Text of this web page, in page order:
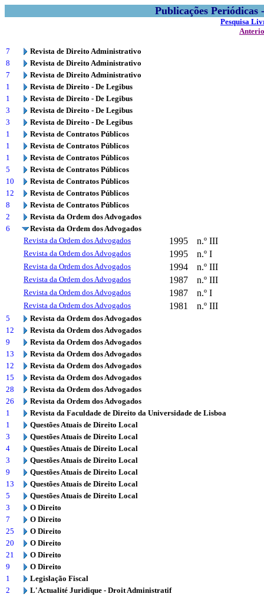
Publicações
Pesquisa
7
Revista de Direito Administrativo
8
Revista de Direito Administrativo
7
Revista de Direito Administrativo
1
Revista de Direito - De Legibus
1
Revista de Direito - De Legibus
3
Revista de Direito - De Legibus
3
Revista de Direito - De Legibus
1
Revista de Contratos Públicos
1
Revista de Contratos Públicos
1
Revista de Contratos Públicos
5
Revista de Contratos Públicos
10
Revista de Contratos Públicos
12
Revista de Contratos Públicos
8
Revista de Contratos Públicos
2
Revista da Ordem dos Advogados
6
Revista da Ordem dos Advogados
Revista da Ordem dos Advogados
1995 n.º III
Revista da Ordem dos Advogados 1995 n.º I
Revista da Ordem dos Advogados 1994 n.º III
Revista da Ordem dos Advogados 1987 n.º III
Revista da Ordem dos Advogados 1987 n.º I
Revista da Ordem dos Advogados 1981 n.º III
5
Revista da Ordem dos Advogados
12
Revista da Ordem dos Advogados
9
Revista da Ordem dos Advogados
13
Revista da Ordem dos Advogados
12
Revista da Ordem dos Advogados
15
Revista da Ordem dos Advogados
28
Revista da Ordem dos Advogados
26
Revista da Ordem dos Advogados
1
Revista da Faculdade de Direito da Universidade de Lisboa
1
Questões Atuais de Direito Local
3
Questões Atuais de Direito Local
4
Questões Atuais de Direito Local
3
Questões Atuais de Direito Local
9
Questões Atuais de Direito Local
13
Questões Atuais de Direito Local
5
Questões Atuais de Direito Local
3
O Direito
7
O Direito
25
O Direito
20
O Direito
21
O Direito
9
O Direito
1
Legislação Fiscal
2
L'Actualité Juridique - Droit Administratif